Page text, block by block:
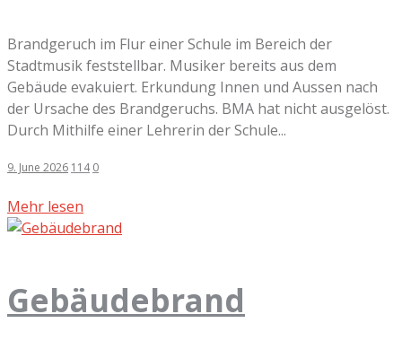
Brandgeruch im Flur einer Schule im Bereich der
Stadtmusik feststellbar. Musiker bereits aus dem
Gebäude evakuiert. Erkundung Innen und Aussen nach
der Ursache des Brandgeruchs. BMA hat nicht ausgelöst.
Durch Mithilfe einer Lehrerin der Schule...
9. June 2026 114 0
Mehr lesen
Gebäudebrand